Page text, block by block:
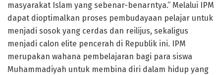
masyarakat Islam yang sebenar-benarntya.” Melalui IPM
dapat dioptimalkan proses pembudayaan pelajar untuk
menjadi sosok yang cerdas dan reilijus, sekaligus
menjadi calon elite pencerah di Republik ini. IPM
merupakan wahana pembelajaran bagi para siswa
Muhammadiyah untuk membina diri dalam hidup yang